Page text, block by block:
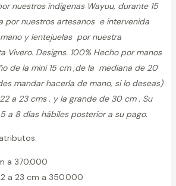
nuestros indígenas Wayuu, durante 15
por nuestros artesanos e intervenida
y lentejuelas por nuestra
Vivero. Designs. 100% Hecho por manos
de la mini 15 cm ,de la mediana de 20
mandar hacerla de mano, si lo deseas)
a 23 cms . y la grande de 30 cm . Su
a 8 días hábiles posterior a su pago.
a 370.000
a 23 cm a 350.000